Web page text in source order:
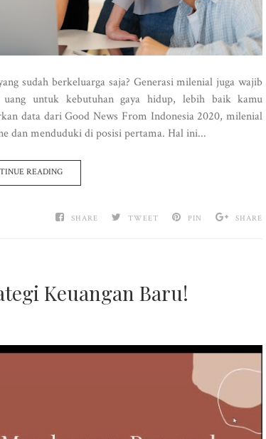
sudah berkeluarga saja? Generasi milenial juga wajib
untuk kebutuhan gaya hidup, lebih baik kamu
data dari Good News From Indonesia 2020, milenial
dan menduduki di posisi pertama. Hal ini...
READING
SHARE TWEET PIN SHARE
Keuangan Baru!